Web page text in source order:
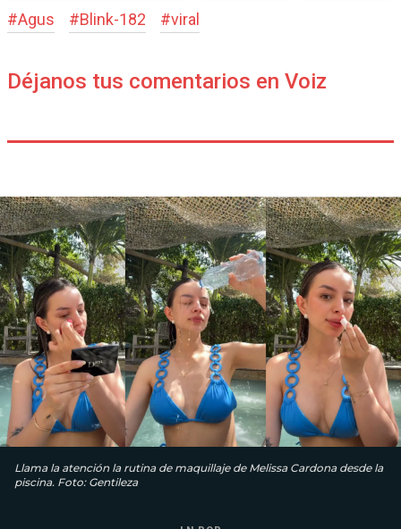
#Agus #Blink-182 #viral
Déjanos tus comentarios en Voiz
Llama la atención la rutina de maquillaje de Melissa Cardona desde la
piscina. Foto: Gentileza